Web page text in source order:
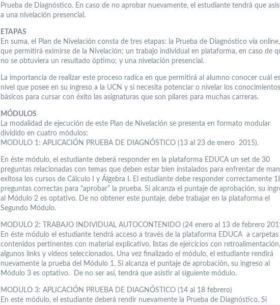
Prueba de Diagnóstico. En caso de no aprobar nuevamente, el estudiante tendrá que
a una nivelación presencial.
ETAPAS
En suma, el Plan de Nivelación consta de tres etapas: la Prueba de Diagnóstico vía online,
que permitirá eximirse de la Nivelación; un trabajo individual en plataforma, en caso de
no se obtuviera un resultado óptimo; y una nivelación presencial.
La importancia de realizar este proceso radica en que permitirá al alumno conocer cuál es
nivel que posee en su ingreso a la UCN y si necesita potenciar o nivelar los conocimientos
básicos para cursar con éxito las asignaturas que son pilares para muchas carreras.
MÓDULOS
La modalidad de ejecución de este Plan de Nivelación se presenta en formato modular
dividido en cuatro módulos:
MODULO 1: APLICACIÓN PRUEBA DE DIAGNÓSTICO (13 al 23 de enero 2015).
En éste módulo, el estudiante deberá responder en la plataforma EDUCA un set de 30
preguntas relacionadas con temas que deben estar bien instalados para enfrentar de
exitosa los cursos de Cálculo I y Álgebra I. El estudiante debe responder correctamente
preguntas correctas para “aprobar” la prueba. Si alcanza el puntaje de aprobación, su
al Módulo 2 es optativo. De no obtener este puntaje, debe trabajar en la plataforma el
Segundo Módulo.
MODULO 2: TRABAJO INDIVIDUAL AUTOCONTENIDO (24 enero al 13 de febrero
En éste módulo el estudiante tendrá acceso a través de la plataforma EDUCA a carpetas
contenidos pertinentes con material explicativo, listas de ejercicios con
algunos links y videos seleccionados. Una vez finalizado el módulo, el estudiante rendirá
nuevamente la prueba del Módulo 1. Si alcanza el puntaje de aprobación, su ingreso al
Módulo 3 es optativo. De no ser así, tendrá que asistir al siguiente módulo.
MODULO 3: APLICACIÓN PRUEBA DE DIAGNÓSTICO (14 al 18 febrero)
En este módulo, el estudiante deberá rendir nuevamente la Prueba de Diagnóstico. Si